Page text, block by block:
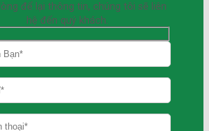
để lại thông tin, chúng tôi sẽ liên
hệ đến quý khách.